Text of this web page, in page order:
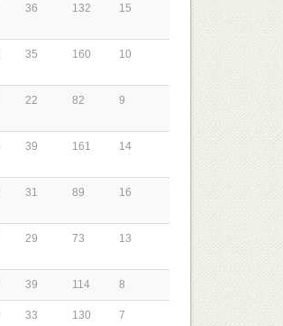
36 132 15
35 160 10
22 82 9
39 161 14
31 89 16
29 73 13
39 114 8
33 130 7